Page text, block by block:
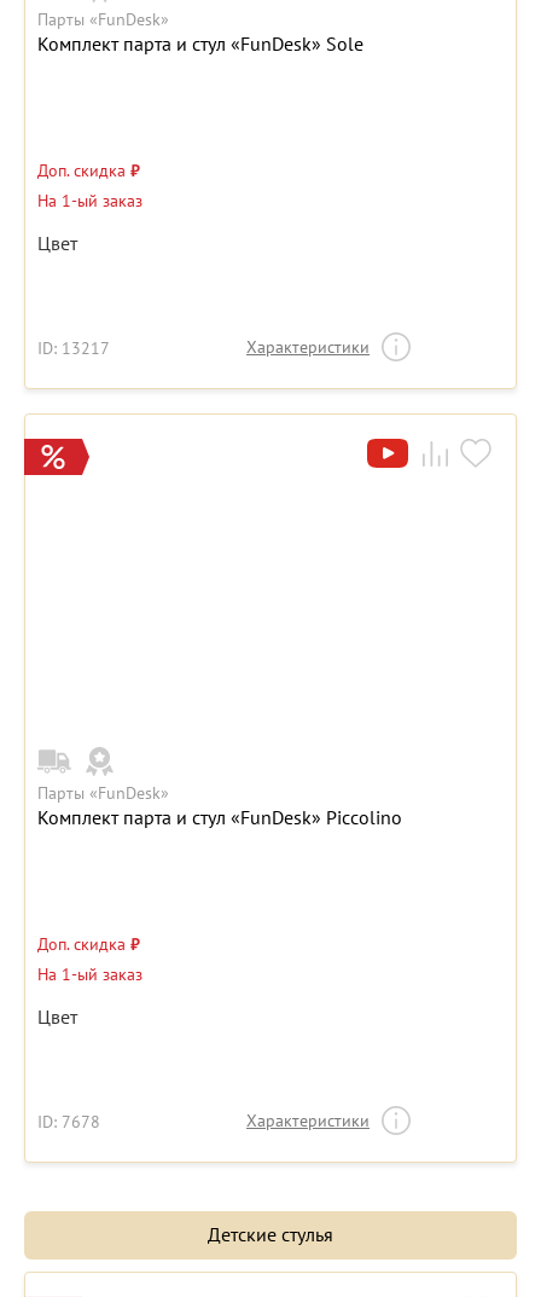
Парты «FunDesk»
Комплект парта и стул «FunDesk» Sole
Доп. скидка ₽
На 1-ый заказ
Цвет
ID: 13217 Характеристики
Парты «FunDesk»
Комплект парта и стул «FunDesk» Piccolino
Доп. скидка ₽
На 1-ый заказ
Цвет
ID: 7678 Характеристики
Детские стулья